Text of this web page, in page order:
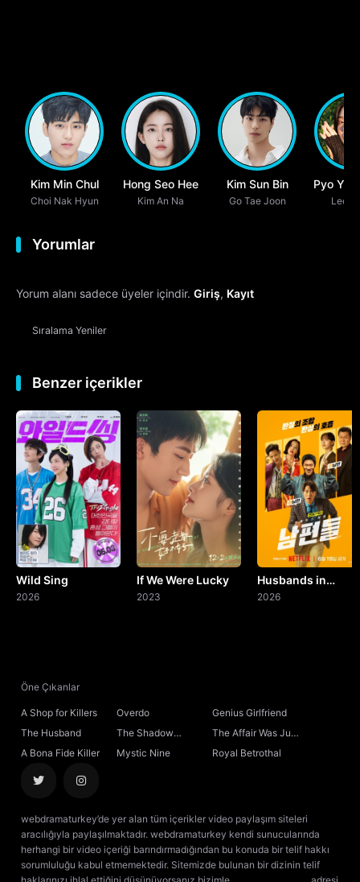
Kim Min Chul
Choi Nak Hyun
Hong Seo Hee
Kim An Na
Kim Sun Bin
Go Tae Joon
Pyo
Lee
Yorumlar
Yorum alanı sadece üyeler içindir. Giriş, Kayıt
Sıralama Yeniler
Benzer içerikler
Wild Sing
2026
If We Were Lucky
2023
Husbands in
Action
2026
Öne Çıkanlar
A Shop for Killers Overdo
Genius Girlfriend
The Husband
The Shadow
Sovereign
The Affair Was Just
the Beginning
A Bona Fide Killer Mystic Nine Royal Betrothal
webdramaturkey’de yer alan tüm içerikler video paylaşım siteleri
aracılığıyla paylaşılmaktadır. webdramaturkey kendi sunucularında
herhangi bir video içeriği barındırmadığından bu konuda bir telif hakkı
sorumluluğu kabul etmemektedir. Sitemizde bulunan bir dizinin telif